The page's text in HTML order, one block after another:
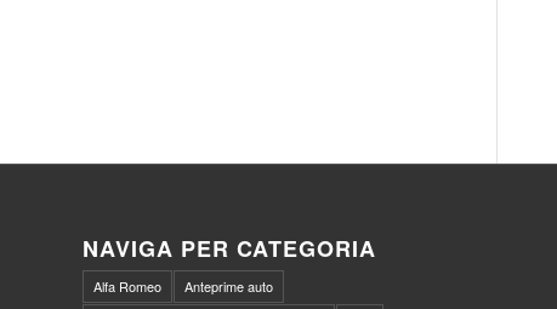
NAVIGA PER CATEGORIA
Alfa Romeo
Anteprime auto